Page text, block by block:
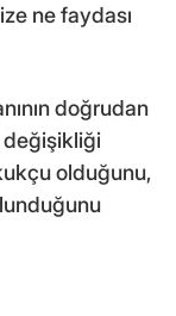
ne faydası
doğrudan
değişikliği
olduğunu,